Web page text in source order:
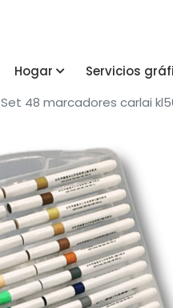
Hogar
Servicios
Set 48 marcadores carlai